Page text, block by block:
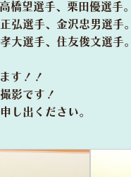
橋望選手、栗田優選手
弘選手、金沢忠男選手
大選手、住友俊文選手
す！！
影です！
し出ください。